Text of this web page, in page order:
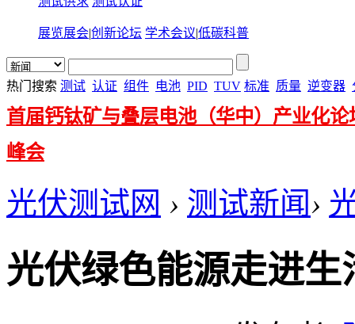
展览展会|创新论坛 学术会议|低碳科普
热门搜索 测试 认证 组件 电池 PID TUV 标准 质量 逆变器
首届钙钛矿与叠层电池（华中）产业化论
峰会
光伏测试网 › 测试新闻›
光伏绿色能源走进生